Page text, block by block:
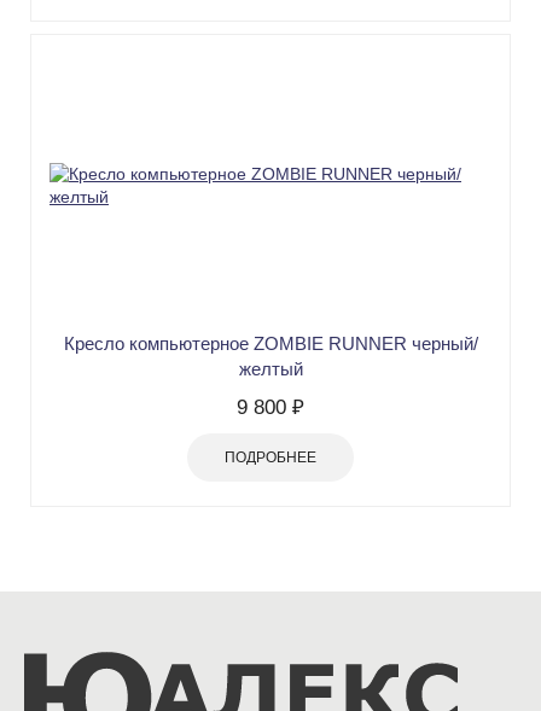
Кресло компьютерное ZOMBIE RUNNER черный/
желтый
9 800 ₽
ПОДРОБНЕЕ